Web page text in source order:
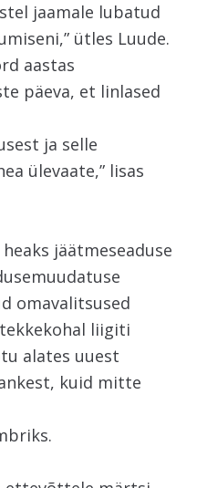
jaamale lubatud
ütles Luude.
aastas
päeva, et linlased
ja selle
ülevaate,” lisas
jäätmeseaduse
omavalitsused
liigiti
alates uuest
kuid mitte